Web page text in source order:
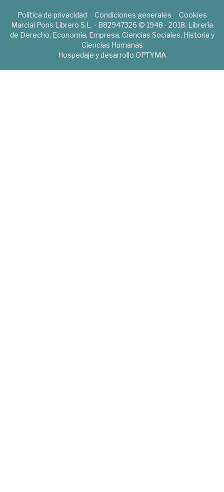
Política de privacidad Condiciones generales
Cookies
Marcial Pons Librero S.L. - B82947326 © 1948 - 2018. Librería
de Derecho, Economía, Empresa, Ciencias Sociales, Historia y
Ciencias Humanas
Hospedaje y desarrollo OPTYMA